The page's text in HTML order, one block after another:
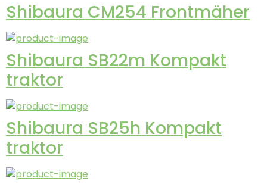
Shibaura CM254 Frontmäher
Shibaura SB22m Kompakt
traktor
Shibaura SB25h Kompakt
traktor